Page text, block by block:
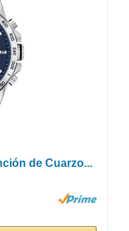
de Cuarzo...